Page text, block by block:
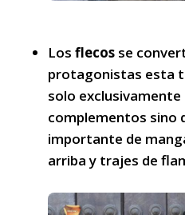
Los flecos se
protagonistas esta
solo
complementos sino
importante de
arriba y trajes de